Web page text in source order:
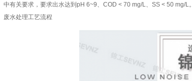
中有关要求，要求出水达到pH 6~9、COD < 70 mg/L、SS < 50 mg/L。
废水处理工艺流程